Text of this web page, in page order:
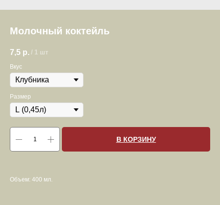
Молочный коктейль
7,5 р. / 1 шт
Вкус
Размер
В КОРЗИНУ
Объем: 400 мл.